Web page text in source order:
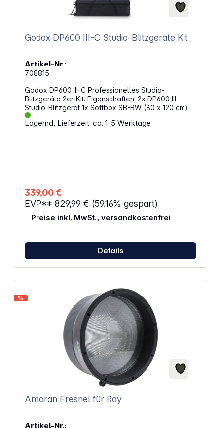
Godox DP600 III-C Studio-Blitzgeräte Kit
Artikel-Nr.:
708815
Godox DP600 III-C Professionelles Studio-
Blitzgeräte 2er-Kit. Eigenschaften: 2x DP600 III
Studio-Blitzgerät 1x Softbox SB-BW (80 x 120 cm)
2x Stativ 303 (max. 2,6 m Höhe) 1x Reflektorschirm
UB-004 1x Fernbedienung Flash Trigger XT16
1/2000s - 1/800s Sync-Buchse: 5 V USB - Port 5V /
200 mA (Nur für Godox receiver)
Wiederaufladezeit: 1,0 s Bajonett: Bowen mount
Abmessungen: Blitzdurchmesser: 12,5 cm, Höhe des
Blitzgerätes inkl. Griff: 21,5 cm, Gesamtlänge inkl.
Lagernd, Lieferzeit: ca. 1-5 Werktage
339,00 €
EVP** 829,99 € (59.16% gespart)
Preise inkl. MwSt., versandkostenfrei
Details
%
Amaran Fresnel für Ray
Artikel-Nr.: